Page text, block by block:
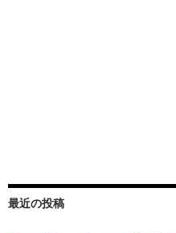
最近の投稿